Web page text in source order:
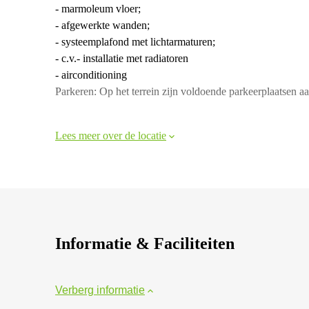
- marmoleum vloer;
- afgewerkte wanden;
- systeemplafond met lichtarmaturen;
- c.v.- installatie met radiatoren
- airconditioning
Parkeren: Op het terrein zijn voldoende parkeerplaatsen
Lees meer over de locatie
Informatie & Faciliteiten
Verberg informatie